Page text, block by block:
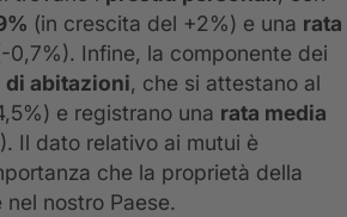
(in crescita del +2%) e una rata
0,7%). Infine, la componente dei
di abitazioni, che si attestano al
e registrano una rata media
Il dato relativo ai mutui è
che la proprietà della
nostro Paese.